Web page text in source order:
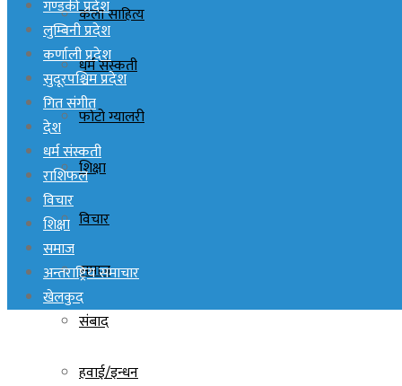
कला साहित्य
धर्म संस्कती
फोटो ग्यालरी
शिक्षा
विचार
समाज
संबाद
हवाई/इन्धन
गण्डकी प्रदेश
लुम्बिनी प्रदेश
कर्णाली प्रदेश
सुदूरपश्चिम प्रदेश
गित संगीत
देश
धर्म संस्कती
राशिफल
विचार
शिक्षा
समाज
अन्तराष्ट्रिय समाचार
खेलकुद